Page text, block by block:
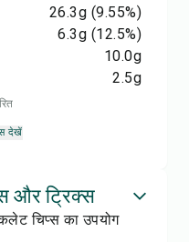
26.3g (9.55%)
6.3g (12.5%)
10.0g
2.5g
देखें
और ट्रिक्स
चिप्स का उपयोग